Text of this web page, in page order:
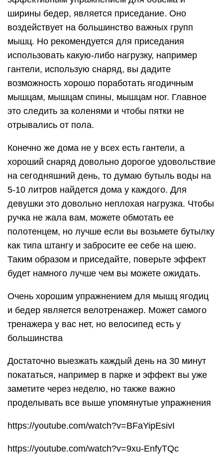
ширины бедер, является приседание. Оно
воздействует на большинство важных групп
мышц. Но рекомендуется для приседания
использовать какую-либо нагрузку, например
гантели, использую снаряд, вы дадите
возможность хорошо поработать ягодичным
мышцам, мышцам спины, мышцам ног. Главное
это следить за коленями и чтобы пятки не
отрывались от пола.
Конечно же дома не у всех есть гантели, а
хороший снаряд довольно дорогое удовольствие
на сегодняшний день, то думаю бутыль воды на
5-10 литров найдется дома у каждого. Для
девушки это довольно неплохая нагрузка. Чтобы
ручка не жала вам, можете обмотать ее
полотенцем, но лучше если вы возьмете бутылку
как типа штангу и забросите ее себе на шею.
Таким образом и приседайте, поверьте эффект
будет намного лучше чем вы можете ожидать.
Очень хорошим упражнением для мышц ягодиц
и бедер является велотренажер. Может самого
тренажера у вас нет, но велосипед есть у
большинства
Достаточно выезжать каждый день на 30 минут
покататься, например в парке и эффект вы уже
заметите через неделю, но также важно
проделывать все выше упомянутые упражнения
https://youtube.com/watch?v=BFaYipEsivI
https://youtube.com/watch?v=9xu-EnfyTQc